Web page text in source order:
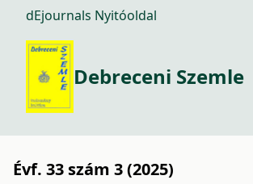
dEjournals Nyitóoldal
Debreceni Szemle
Évf. 33 szám 3 (2025)